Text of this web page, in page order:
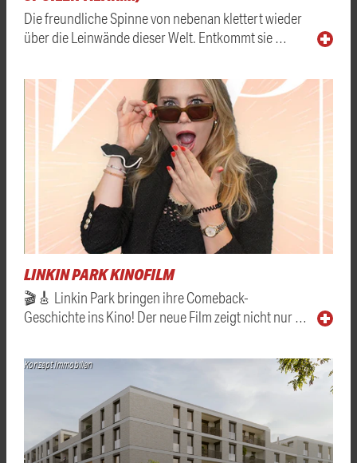
Die freundliche Spinne von nebenan klettert wieder
über die Leinwände dieser Welt. Entkommt sie …
LINKIN PARK KINOFILM
🎬🎸 Linkin Park bringen ihre Comeback-
Geschichte ins Kino! Der neue Film zeigt nicht nur …
Konzept Immobilien